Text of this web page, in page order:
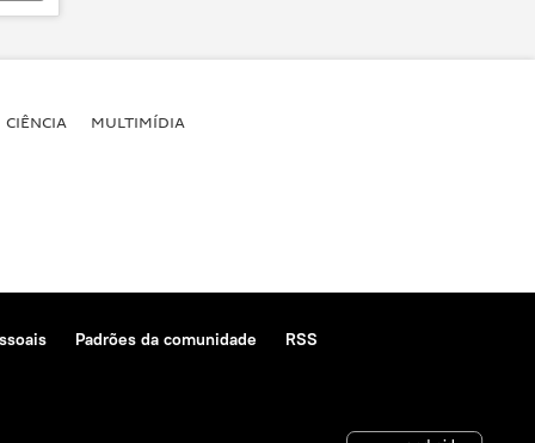
CIÊNCIA MULTIMÍDIA
Padrões da comunidade
RSS